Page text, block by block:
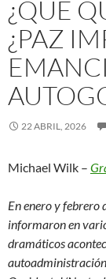
¿QUÉ
¿PAZ
22 ABRIL, 2026
Michael Wilk –
En enero y
informaron en
dramáticos